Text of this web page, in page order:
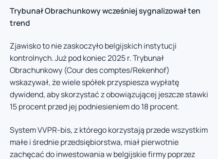
Trybunał Obrachunkowy wcześniej sygnalizował ten
trend
Zjawisko to nie zaskoczyło belgijskich instytucji
kontrolnych. Już pod koniec 2025 r. Trybunał
Obrachunkowy (Cour des comptes/Rekenhof)
wskazywał, że wiele spółek przyspiesza wypłatę
dywidend, aby skorzystać z obowiązującej jeszcze stawki
15 procent przed jej podniesieniem do 18 procent.
System VVPR-bis, z którego korzystają przede wszystkim
małe i średnie przedsiębiorstwa, miał pierwotnie
zachęcać do inwestowania w belgijskie firmy poprzez